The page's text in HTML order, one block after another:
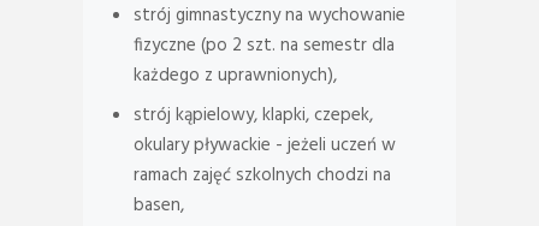
strój gimnastyczny na wychowanie
fizyczne (po 2 szt. na semestr dla
każdego z uprawnionych),
strój kąpielowy, klapki, czepek,
okulary pływackie - jeżeli uczeń w
ramach zajęć szkolnych chodzi na
basen,